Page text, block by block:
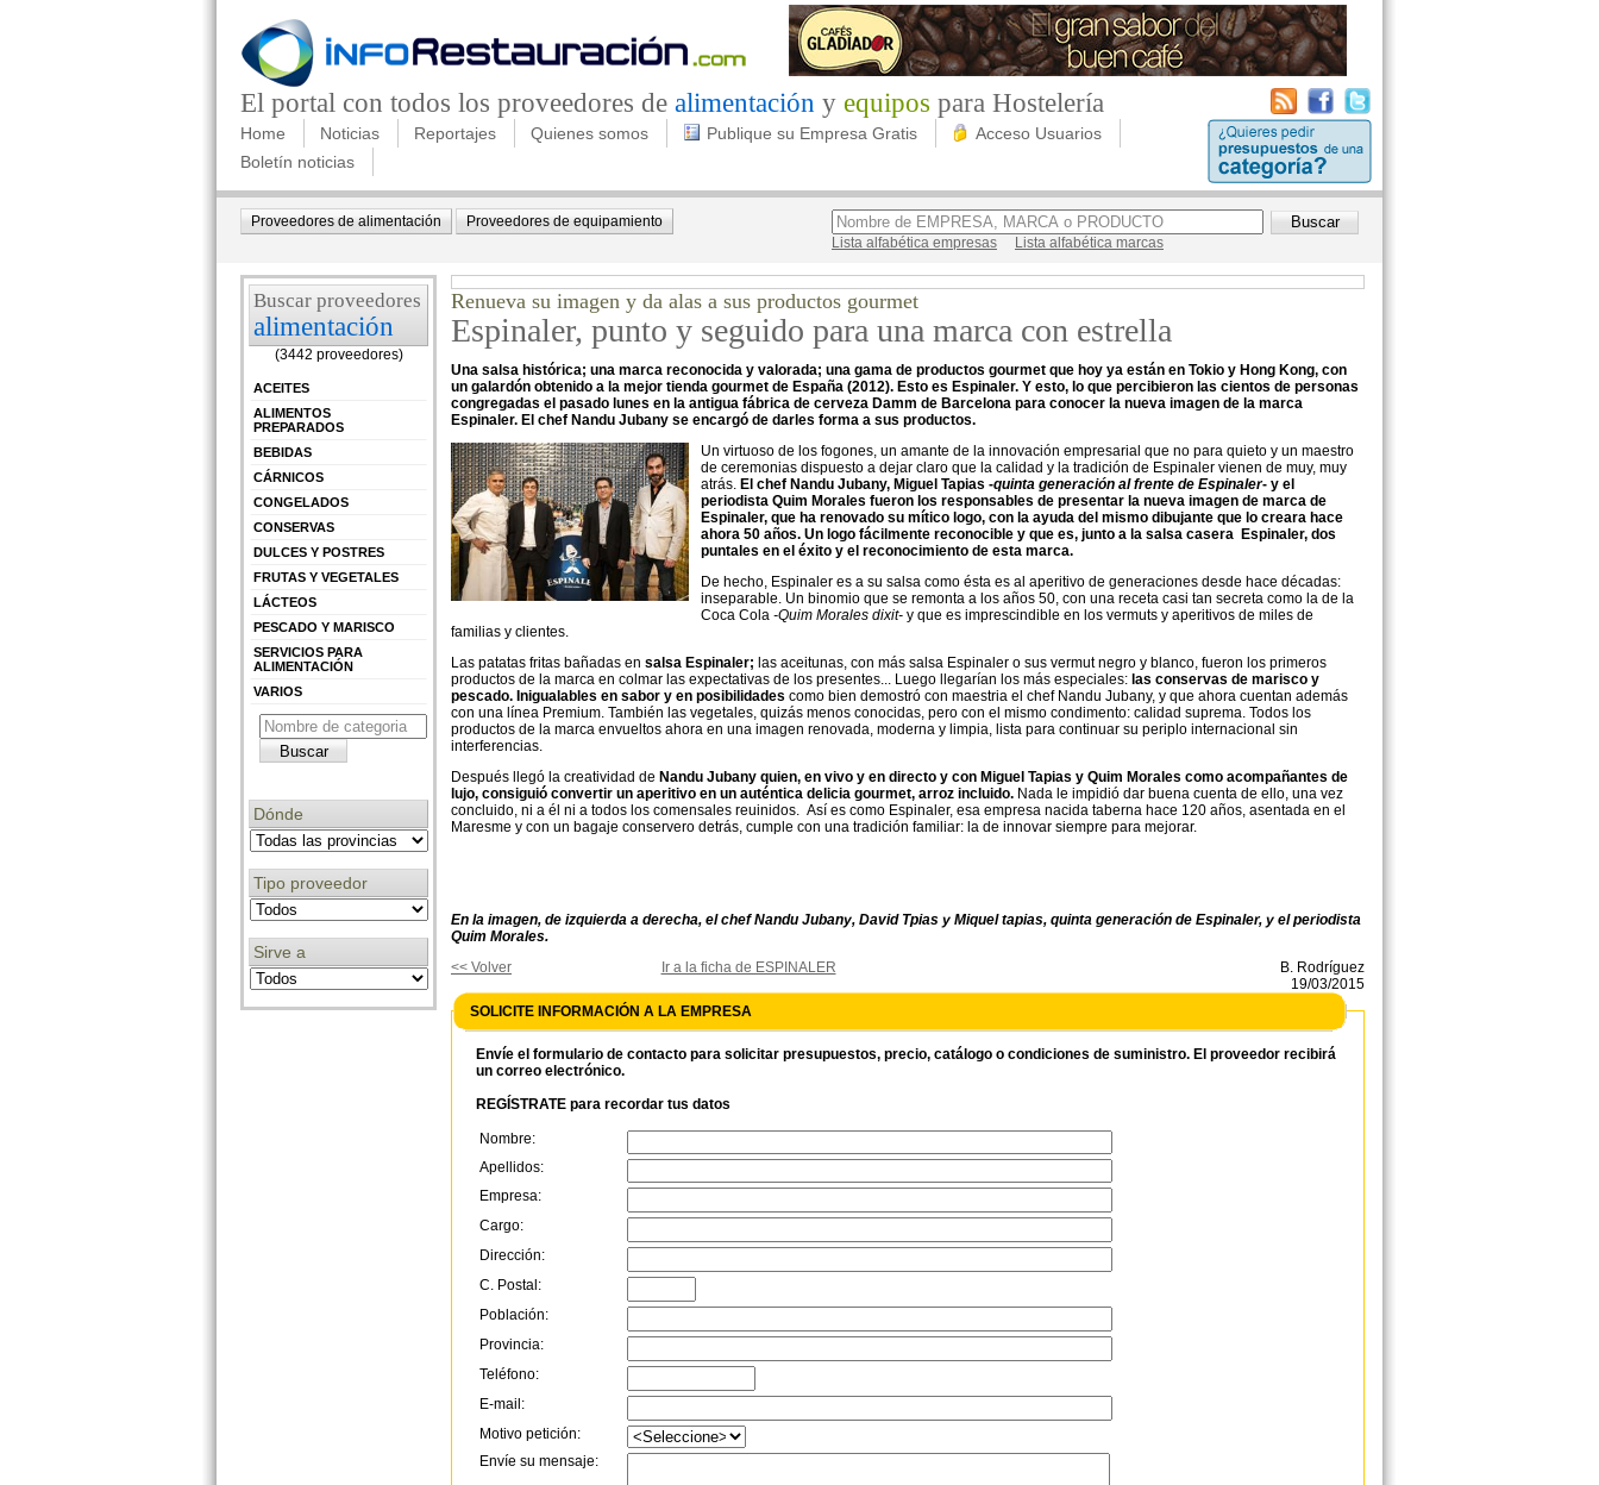
El portal con todos los proveedores de alimentación y equipos para Hostelería
Home Noticias Reportajes Quienes somos Publique su Empresa Gratis
Acceso Usuarios
Boletín noticias
Proveedores de alimentación
Proveedores de equipamiento
Lista alfabética empresas
Lista alfabética marcas
Buscar proveedores
alimentación
(3442 proveedores)
ACEITES
ALIMENTOS
PREPARADOS
BEBIDAS
CÁRNICOS
CONGELADOS
CONSERVAS
DULCES Y POSTRES
FRUTAS Y VEGETALES
LÁCTEOS
PESCADO Y MARISCO
SERVICIOS PARA
ALIMENTACIÓN
VARIOS
Dónde
Tipo proveedor
Sirve a
Renueva su imagen y da alas a sus productos gourmet
Espinaler, punto y seguido para una marca con estrella
Una salsa histórica; una marca reconocida y valorada; una gama de productos gourmet que hoy ya están en Tokio y Hong Kong, con
un galardón obtenido a la mejor tienda gourmet de España (2012). Esto es Espinaler. Y esto, lo que percibieron las cientos de personas
congregadas el pasado lunes en la antigua fábrica de cerveza Damm de Barcelona para conocer la nueva imagen de la marca
Espinaler. El chef Nandu Jubany se encargó de darles forma a sus productos.
Un virtuoso de los fogones, un amante de la innovación empresarial que no para quieto y un maestro
de ceremonias dispuesto a dejar claro que la calidad y la tradición de Espinaler vienen de muy, muy
atrás. El chef Nandu Jubany, Miguel Tapias -quinta generación al frente de Espinaler- y el
periodista Quim Morales fueron los responsables de presentar la nueva imagen de marca de
Espinaler, que ha renovado su mítico logo, con la ayuda del mismo dibujante que lo creara hace
ahora 50 años. Un logo fácilmente reconocible y que es, junto a la salsa casera Espinaler, dos
puntales en el éxito y el reconocimiento de esta marca.
De hecho, Espinaler es a su salsa como ésta es al aperitivo de generaciones desde hace décadas:
inseparable. Un binomio que se remonta a los años 50, con una receta casi tan secreta como la de la
Coca Cola -Quim Morales dixit- y que es imprescindible en los vermuts y aperitivos de miles de
familias y clientes.
Las patatas fritas bañadas en salsa Espinaler; las aceitunas, con más salsa Espinaler o sus vermut negro y blanco, fueron los primeros
productos de la marca en colmar las expectativas de los presentes... Luego llegarían los más especiales: las conservas de marisco y
pescado. Inigualables en sabor y en posibilidades como bien demostró con maestria el chef Nandu Jubany, y que ahora cuentan además
con una línea Premium. También las vegetales, quizás menos conocidas, pero con el mismo condimento: calidad suprema. Todos los
productos de la marca envueltos ahora en una imagen renovada, moderna y limpia, lista para continuar su periplo internacional sin
interferencias.
Después llegó la creatividad de Nandu Jubany quien, en vivo y en directo y con Miguel Tapias y Quim Morales como acompañantes de
lujo, consiguió convertir un aperitivo en un auténtica delicia gourmet, arroz incluido. Nada le impidió dar buena cuenta de ello, una vez
concluido, ni a él ni a todos los comensales reuinidos. Así es como Espinaler, esa empresa nacida taberna hace 120 años, asentada en el
Maresme y con un bagaje conservero detrás, cumple con una tradición familiar: la de innovar siempre para mejorar.
En la imagen, de izquierda a derecha, el chef Nandu Jubany, David Tpias y Miquel tapias, quinta generación de Espinaler, y el periodista
Quim Morales.
<< Volver
Ir a la ficha de ESPINALER
B. Rodríguez
19/03/2015
SOLICITE INFORMACIÓN A LA EMPRESA
Envíe el formulario de contacto para solicitar presupuestos, precio, catálogo o condiciones de suministro. El proveedor recibirá
un correo electrónico.
REGÍSTRATE para recordar tus datos
Nombre:
Apellidos:
Empresa:
Cargo:
Dirección:
C. Postal:
Población:
Provincia:
Teléfono:
E-mail:
Motivo petición:
Envíe su mensaje: